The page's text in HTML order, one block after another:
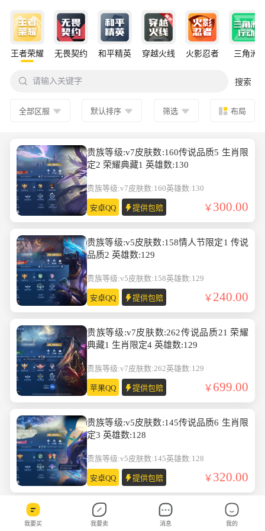
王者荣耀 无畏契约 和平精英 穿越火线 火影忍者 三角洲
 请输入关键字 搜索
全部区服 默认排序 筛选 布局
贵族等级:v7皮肤数:160传说品质5 生肖限
定2 荣耀典藏1 英雄数:130
贵族等级:v7皮肤数:160英雄数:130
安卓QQ 提供包赔 300.00
贵族等级:v5皮肤数:158情人节限定1 传说
品质2 英雄数:129
贵族等级:v5皮肤数:158英雄数:129
安卓QQ 提供包赔 240.00
贵族等级:v7皮肤数:262传说品质21 荣耀
典藏1 生肖限定4 英雄数:129
贵族等级:v7皮肤数:262英雄数:129
苹果QQ 提供包赔 699.00
贵族等级:v5皮肤数:145传说品质6 生肖限
定3 英雄数:128
贵族等级:v5皮肤数:145英雄数:128
安卓QQ 提供包赔 320.00
贵族等级:v8皮肤数:352传说品质31 生肖
限定8 情人节限定2 英雄数:130
我要买 我要卖 消息 我的